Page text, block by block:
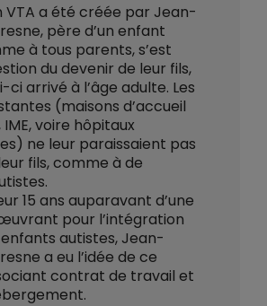
VTA a été créée par Jean-
père d’un enfant
à tous parents, s’est
du devenir de leur fils,
ci arrivé à l’âge adulte. Les
(maisons d’accueil
voire hôpitaux
ne leur paraissaient pas
fils, comme à de
15 ans auparavant d’une
pour l’intégration
autistes, Jean-
a eu l’idée de ce
contrat de travail et